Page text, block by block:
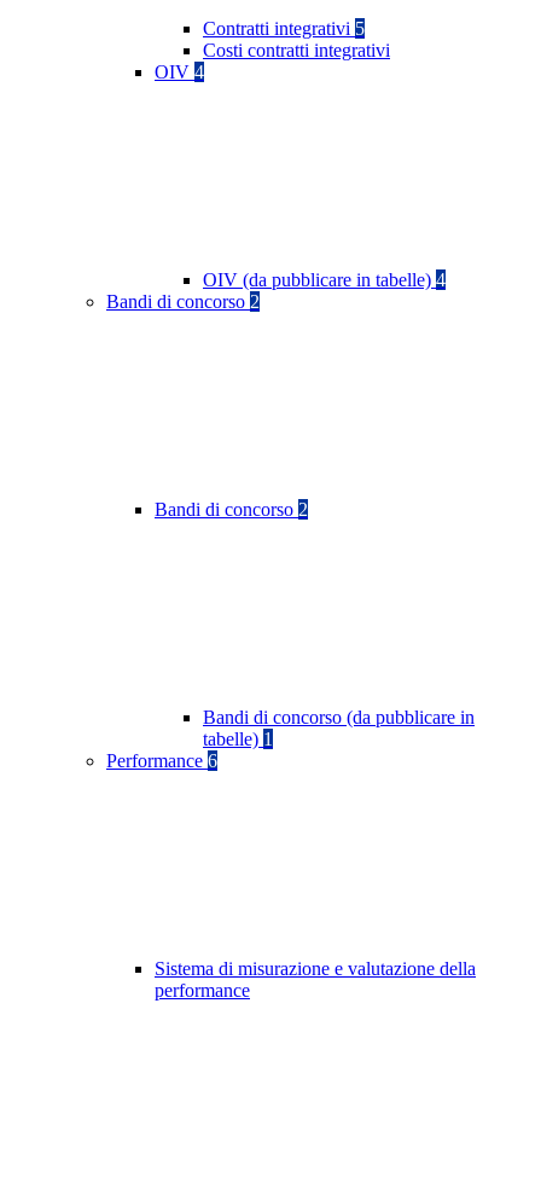
Contratti integrativi 5
Costi contratti integrativi
OIV 4
OIV (da pubblicare in tabelle) 4
Bandi di concorso 2
Bandi di concorso 2
Bandi di concorso (da pubblicare in
tabelle) 1
Performance 6
Sistema di misurazione e valutazione della
performance